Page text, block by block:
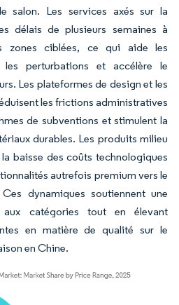
salon. Les services axés sur la
délais de plusieurs semaines à
zones ciblées, ce qui aide les
les perturbations et accélère le
Les plateformes de design et les
les frictions administratives
de subventions et stimulent la
durables. Les produits milieu
baisse des coûts technologiques
autrefois premium vers le
dynamiques soutiennent une
catégories tout en élevant
en matière de qualité sur le
en Chine.